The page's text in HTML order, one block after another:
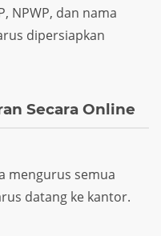
NPWP, dan nama
dipersiapkan
Secara Online
mengurus semua
datang ke kantor.